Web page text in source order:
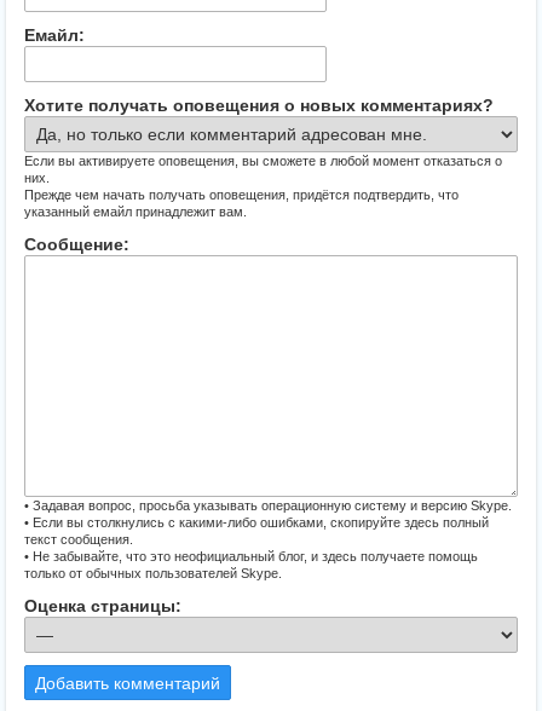
Емайл:
Хотите получать оповещения о новых комментариях?
Если вы активируете оповещения, вы сможете в любой момент отказаться о
них.
Прежде чем начать получать оповещения, придётся подтвердить, что
указанный емайл принадлежит вам.
Сообщение:
• Задавая вопрос, просьба указывать операционную систему и версию Skype.
• Если вы столкнулись с какими-либо ошибками, скопируйте здесь полный
текст сообщения.
• Не забывайте, что это неофициальный блог, и здесь получаете помощь
только от обычных пользователей Skype.
Оценка страницы:
Добавить комментарий